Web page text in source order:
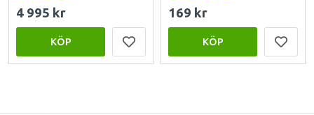
4 995 kr
KÖP
169 kr
KÖP